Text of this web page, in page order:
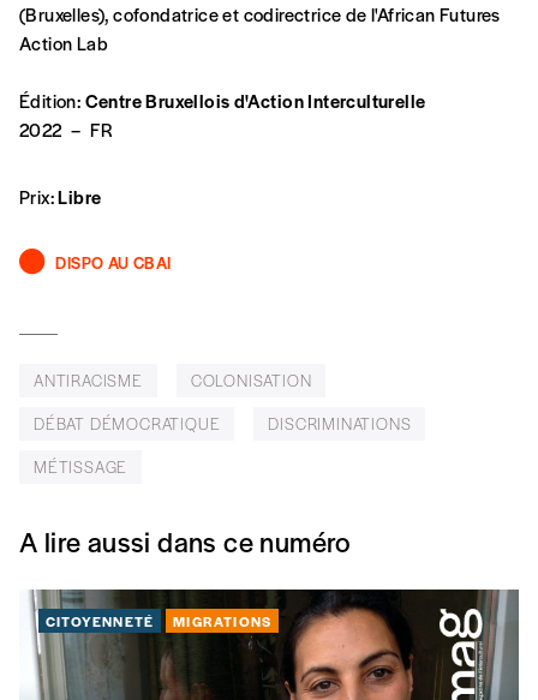
(Bruxelles), cofondatrice et codirectrice de l'African Futures
Action Lab
Édition:Centre Bruxellois d'Action Interculturelle
2022 – FR
Prix:Libre
DISPO AU CBAI
ANTIRACISME
COLONISATION
DÉBAT DÉMOCRATIQUE
DISCRIMINATIONS
MÉTISSAGE
A lire aussi dans ce numéro
CITOYENNETÉ MIGRATIONS